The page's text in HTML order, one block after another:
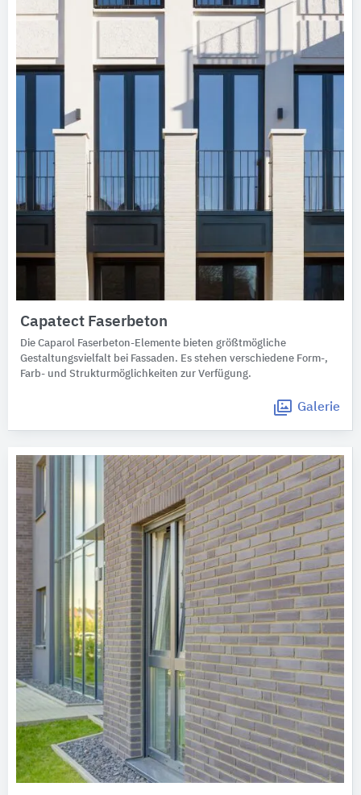
Capatect Faserbeton
Die Caparol Faserbeton-Elemente bieten größtmögliche
Gestaltungsvielfalt bei Fassaden. Es stehen verschiedene Form-,
Farb- und Strukturmöglichkeiten zur Verfügung.
Galerie